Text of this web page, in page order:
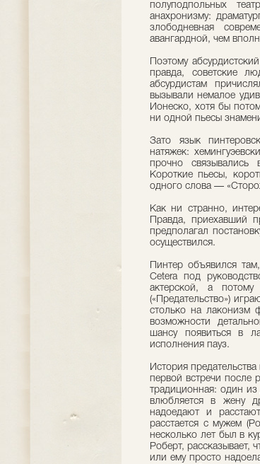
полуподпольных
анахронизму:
злободневная
авангардной, чем
Поэтому
правда, советские
абсурдистам
вызывали немалое
Ионеско, хотя бы
ни одной пьесы
Зато язык
натяжек:
прочно связывались
Короткие пьесы,
одного слова —
Как ни странно,
Правда, приехавший
предполагал
осуществился.
Пинтер объявился
Сetera под
актерской, а потому
(«Предательство»)
столько на лаконизм
возможности
шансу появиться в
исполнения пауз.
История
первой встречи после
традиционная: один
влюбляется в жену
надоедают и
расстается с мужем
несколько лет был в
Роберт, рассказывает,
или ему просто